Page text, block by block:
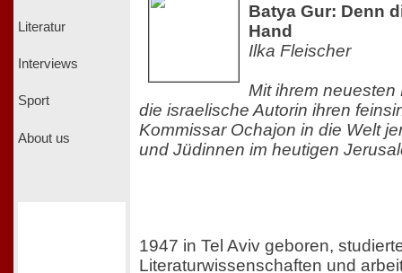
Literatur
Interviews
Sport
About us
Batya Gur: Denn
Hand
Ilka Fleischer
Mit ihrem neuesten
die israelische Autorin ihren
Kommissar Ochajon in die Welt
und Jüdinnen im heutigen
1947 in Tel Aviv geboren,
Literaturwissenschaften und